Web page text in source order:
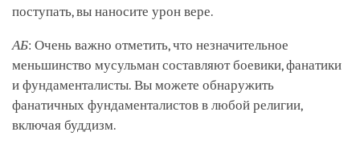
поступать, вы наносите урон вере.
АБ: Очень важно отметить, что незначительное
меньшинство мусульман составляют боевики, фанатики
и фундаменталисты. Вы можете обнаружить
фанатичных фундаменталистов в любой религии,
включая буддизм.